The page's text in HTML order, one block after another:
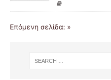
Επόμενη σελίδα: »